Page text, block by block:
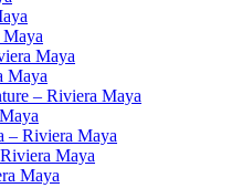
Maya
Maya
– Riviera Maya
– Riviera Maya
Maya
Maya